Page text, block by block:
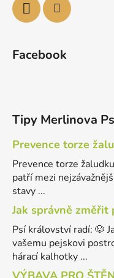
Facebook
Tipy Merlinova
Prevence torze
Prevence torze
patří mezi
stavy ...
Jak správně změřit
Psí království radí: 🐶
vašemu pejskovi
hárací kalhotky ...